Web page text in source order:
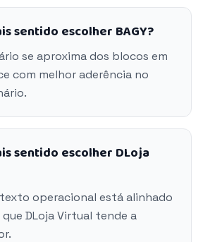
sentido escolher BAGY?
se aproxima dos blocos em
com melhor aderência no
sentido escolher DLoja
operacional está alinhado
DLoja Virtual tende a